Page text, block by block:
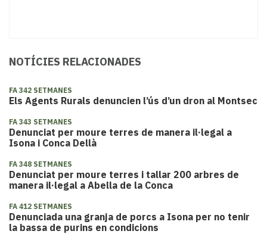
NOTÍCIES RELACIONADES
FA 342 SETMANES
Els Agents Rurals denuncien l’ús d’un dron al Montsec
FA 343 SETMANES
Denunciat per moure terres de manera il·legal a
Isona i Conca Dellà
FA 348 SETMANES
Denunciat per moure terres i tallar 200 arbres de
manera il·legal a Abella de la Conca
FA 412 SETMANES
Denunciada una granja de porcs a Isona per no tenir
la bassa de purins en condicions